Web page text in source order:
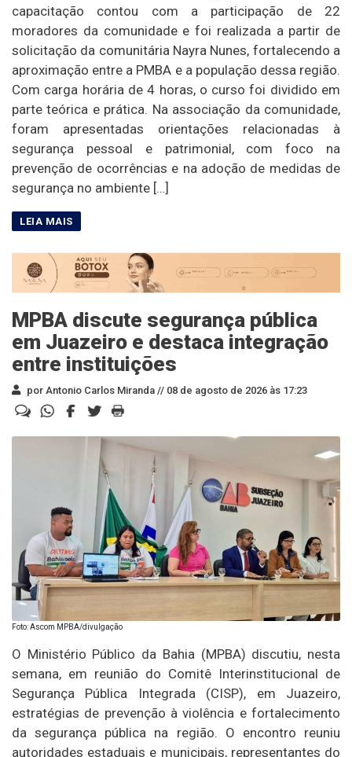
capacitação contou com a participação de 22
moradores da comunidade e foi realizada a partir de
solicitação da comunitária Nayra Nunes, fortalecendo a
aproximação entre a PMBA e a população dessa região.
Com carga horária de 4 horas, o curso foi dividido em
parte teórica e prática. Na associação da comunidade,
foram apresentadas orientações relacionadas à
segurança pessoal e patrimonial, com foco na
prevenção de ocorrências e na adoção de medidas de
segurança no ambiente […]
MPBA discute segurança pública
em Juazeiro e destaca integração
entre instituições
por Antonio Carlos Miranda // 08 de agosto de 2026 às 17:23
Foto: Ascom MPBA/divulgação
O Ministério Público da Bahia (MPBA) discutiu, nesta
semana, em reunião do Comitê Interinstitucional de
Segurança Pública Integrada (CISP), em Juazeiro,
estratégias de prevenção à violência e fortalecimento
da segurança pública na região. O encontro reuniu
autoridades estaduais e municipais, representantes do